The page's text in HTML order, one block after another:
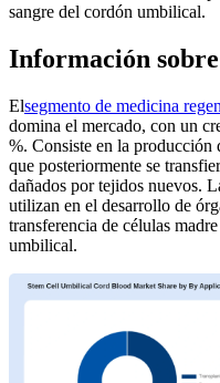
sangre del cordón umbilical.
Información
Elsegmento de medicina
domina el mercado, con un
%. Consiste en la
que posteriormente se
dañados por tejidos nuevos.
utilizan en el desarrollo de
transferencia de células
umbilical.